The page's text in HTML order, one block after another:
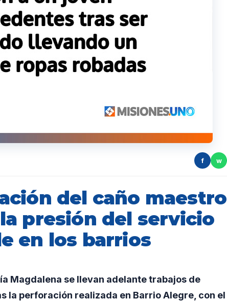
f w
del caño maestro
presión del servicio
en los barrios
Magdalena se llevan adelante trabajos de
la perforación realizada en Barrio Alegre, con el